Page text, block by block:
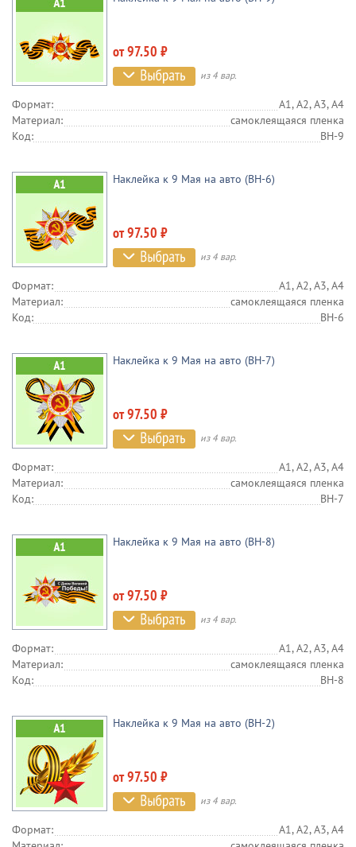
от 97.50 ₽
из 4 вар.
Формат:
А1, А2, А3, А4
Материал:
самоклеящаяся пленка
Код:
BH-9
Наклейка к 9 Мая на авто (BH-6)
от 97.50 ₽
из 4 вар.
Формат:
А1, А2, А3, А4
Материал:
самоклеящаяся пленка
Код:
BH-6
Наклейка к 9 Мая на авто (BH-7)
от 97.50 ₽
из 4 вар.
Формат:
А1, А2, А3, А4
Материал:
самоклеящаяся пленка
Код:
BH-7
Наклейка к 9 Мая на авто (BH-8)
от 97.50 ₽
из 4 вар.
Формат:
А1, А2, А3, А4
Материал:
самоклеящаяся пленка
Код:
BH-8
Наклейка к 9 Мая на авто (BH-2)
от 97.50 ₽
из 4 вар.
Формат:
А1, А2, А3, А4